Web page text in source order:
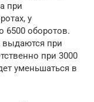
при
у
6500 оборотов.
выдаются при
при 3000
уменьшаться в